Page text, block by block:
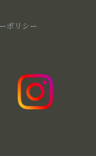
ポリシー